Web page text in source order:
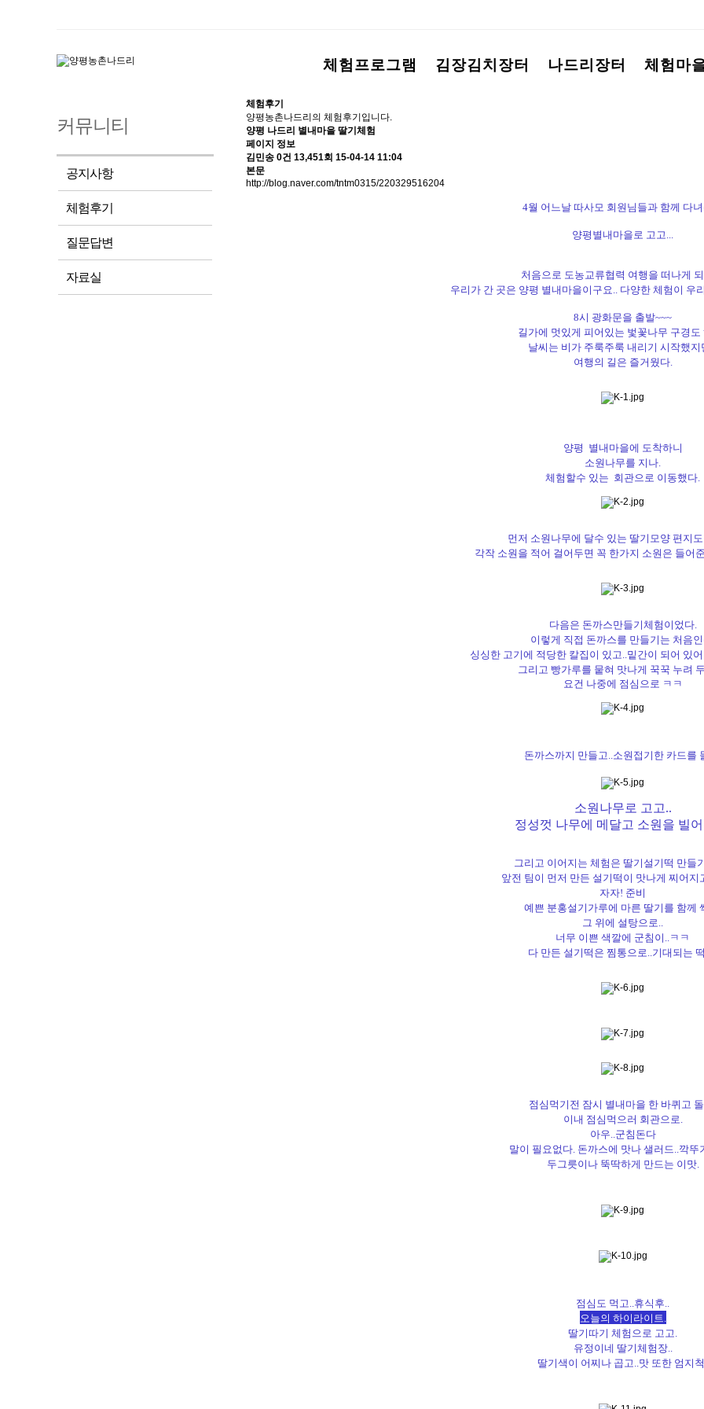
체험프로그램 김장김치장터 나드리장터 체험마
커뮤니티
공지사항
체험후기
질문답변
자료실
체험후기
양평농촌나드리의 체험후기입니다.
양평 나드리 별내마을 딸기체험
페이지 정보
김민송 0건 13,451회 15-04-14 11:04
본문
http://blog.naver.com/tntm0315/220329516204
4월 어느날 따사모 회원님들과 함께 다
양평별내마을로 고고...
처음으로 도농교류협력 여행을 떠나게
우리가 간 곳은 양평 별내마을이구요.. 다양한 체험이 우
8시 광화문을 출발~~~
길가에 멋있게 피어있는 벛꽃나무 구경도
날씨는 비가 주룩주룩 내리기 시작했지
여행의 길은 즐거웠다.
양평 별내마을에 도착하니
소원나무를 지나.
체험할수 있는 회관으로 이동했다.
먼저 소원나무에 달수 있는 딸기모양 편지
각작 소원을 적어 걸어두면 꼭 한가지 소원은 들어
다음은 돈까스만들기체험이었다.
이렇게 직접 돈까스를 만들기는 처음
싱싱한 고기에 적당한 칼집이 있고..밑간이 되어 있
그리고 빵가루를 뭍혀 맛나게 꾹꾹 누려
요건 나중에 점심으로 ㅋㅋ
돈까스까지 만들고..소원접기한 카드를
소원나무로 고고..
정성껏 나무에 메달고 소원을 빌
그리고 이어지는 체험은 딸기설기떡 만들
앞전 팀이 먼저 만든 설기떡이 맛나게 찌어지
자자! 준비
예쁜 분홍설기가루에 마른 딸기를 함께
그 위에 설탕으로..
너무 이쁜 색깔에 군침이..ㅋㅋ
다 만든 설기떡은 찜통으로..기대되는
점심먹기전 잠시 별내마을 한 바퀴고
이내 점심먹으러 회관으로.
아우..군침돈다
말이 필요없다. 돈까스에 맛나 샐러드..깍뚜
두그릇이나 뚝딱하게 만드는 이맛.
점심도 먹고..휴식후..
오늘의 하이라이트.
딸기따기 체험으로 고고.
유정이네 딸기체험장..
딸기색이 어찌나 곱고..맛 또한 엄지